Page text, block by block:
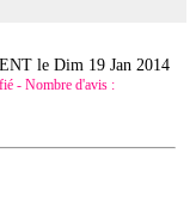
leDim 19 Jan 2014
- Nombre d'avis :